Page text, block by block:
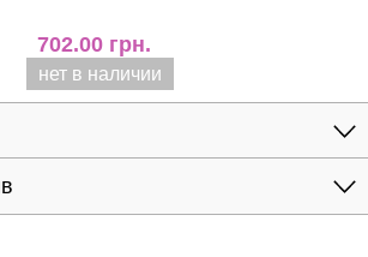
702.00 грн.
нет в наличии